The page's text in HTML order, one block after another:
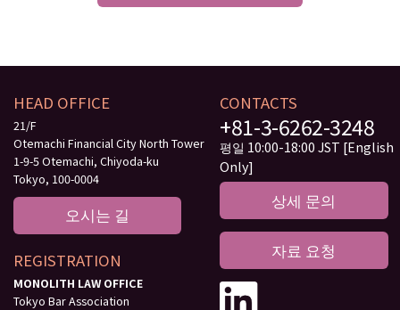
HEAD OFFICE
21/F
Otemachi Financial City North Tower
1-9-5 Otemachi, Chiyoda-ku
Tokyo, 100-0004
오시는 길
REGISTRATION
MONOLITH LAW OFFICE
Tokyo Bar Association
CONTACTS
+81-3-6262-3248
평일 10:00-18:00 JST [English
Only]
상세 문의
자료 요청